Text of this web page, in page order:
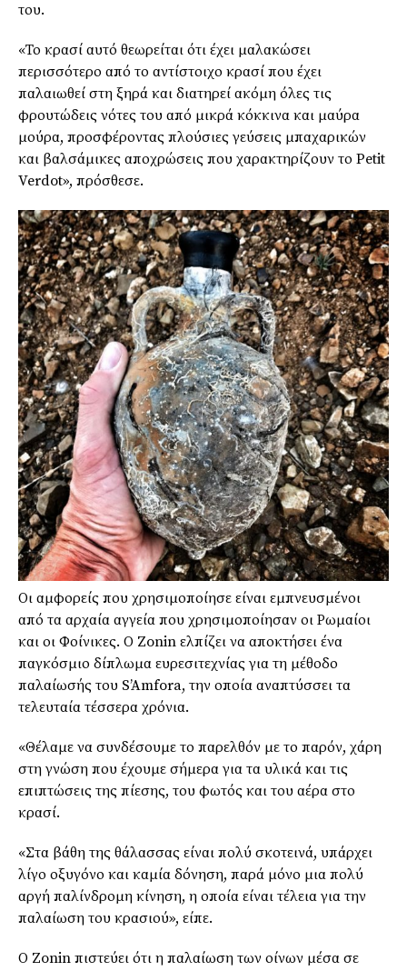
του.
«Το κρασί αυτό θεωρείται ότι έχει μαλακώσει
περισσότερο από το αντίστοιχο κρασί που έχει
παλαιωθεί στη ξηρά και διατηρεί ακόμη όλες τις
φρουτώδεις νότες του από μικρά κόκκινα και μαύρα
μούρα, προσφέροντας πλούσιες γεύσεις μπαχαρικών
και βαλσάμικες αποχρώσεις που χαρακτηρίζουν το Petit
Verdot», πρόσθεσε.
Οι αμφορείς που χρησιμοποίησε είναι εμπνευσμένοι
από τα αρχαία αγγεία που χρησιμοποίησαν οι Ρωμαίοι
και οι Φοίνικες. Ο Zonin ελπίζει να αποκτήσει ένα
παγκόσμιο δίπλωμα ευρεσιτεχνίας για τη μέθοδο
παλαίωσής του S’Amfora, την οποία αναπτύσσει τα
τελευταία τέσσερα χρόνια.
«Θέλαμε να συνδέσουμε το παρελθόν με το παρόν, χάρη
στη γνώση που έχουμε σήμερα για τα υλικά και τις
επιπτώσεις της πίεσης, του φωτός και του αέρα στο
κρασί.
«Στα βάθη της θάλασσας είναι πολύ σκοτεινά, υπάρχει
λίγο οξυγόνο και καμία δόνηση, παρά μόνο μια πολύ
αργή παλίνδρομη κίνηση, η οποία είναι τέλεια για την
παλαίωση του κρασιού», είπε.
Ο Zonin πιστεύει ότι η παλαίωση των οίνων μέσα σε